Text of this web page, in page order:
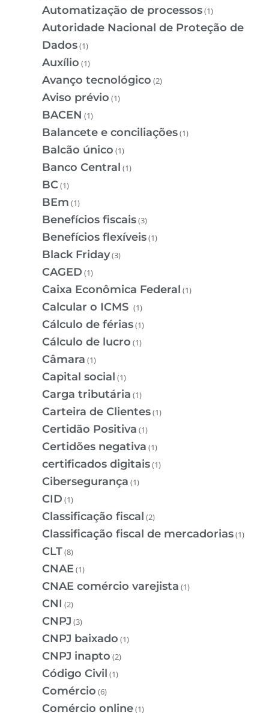
Automatização de processos(1)
Autoridade Nacional de Proteção de
Dados(1)
Auxílio (1)
Avanço tecnológico (2)
Aviso prévio (1)
BACEN (1)
Balancete e conciliações(1)
Balcão único (1)
Banco Central (1)
BC(1)
BEm (1)
Benefícios fiscais(3)
Benefícios flexíveis(1)
Black Friday(3)
CAGED (1)
Caixa Econômica Federal (1)
Calcular o ICMS (1)
Cálculo de férias(1)
Cálculo de lucro (1)
Câmara (1)
Capital social (1)
Carga tributária (1)
Carteira de Clientes(1)
Certidão Positiva (1)
Certidões negativa (1)
certificados digitais(1)
Cibersegurança (1)
CID (1)
Classificação fiscal (2)
Classificação fiscal de mercadorias(1)
CLT(8)
CNAE(1)
CNAE comércio varejista (1)
CNI (2)
CNPJ (3)
CNPJ baixado (1)
CNPJ inapto (2)
Código Civil (1)
Comércio (6)
Comércio online(1)